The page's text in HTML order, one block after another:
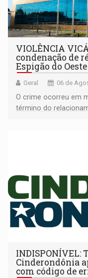
VIOLÊNCIA
condenação de
Espigão do Oeste
Geral 06 de
O crime ocorreu em
término do
INDISPONÍVEL:
Cinderondônia
com código de